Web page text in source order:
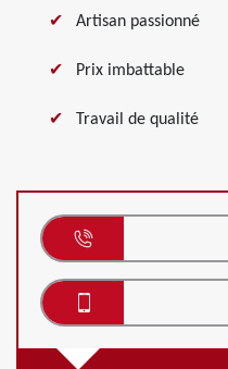
Artisan passionné
Prix imbattable
Travail de qualité